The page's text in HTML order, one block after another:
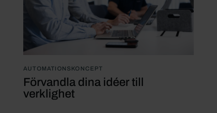
AUTOMATIONSKONCEPT
Förvandla dina idéer till
verklighet